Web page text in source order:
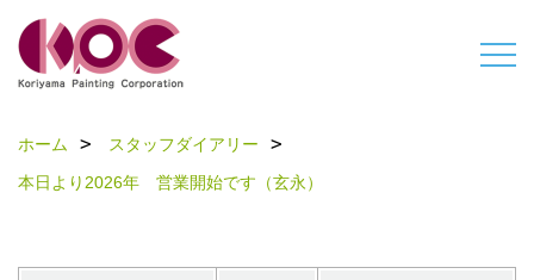
ホーム
スタッフダイアリー
本日より2026年 営業開始です（玄永）